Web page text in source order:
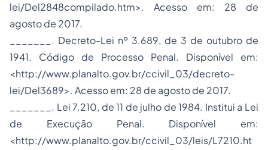
lei/Del2848compilado.htm>. Acesso em: 28 de
agosto de 2017.
_______. Decreto-Lei nº 3.689, de 3 de outubro de
1941. Código de Processo Penal. Disponível em:
<http://www.planalto.gov.br/ccivil_03/decreto-
lei/Del3689>. Acesso em: 28 de agosto de 2017.
_______. Lei 7.210, de 11 de julho de 1984. Institui a Lei
de Execução Penal. Disponível em:
<http://www.planalto.gov.br/ccivil_03/leis/L7210.ht